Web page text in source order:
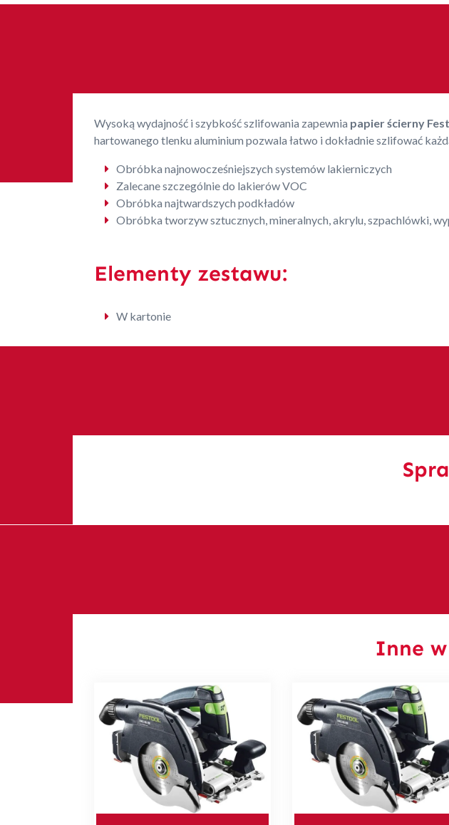
Wysoką wydajność i szybkość szlifowania zapewnia papier ścierny
hartowanego tlenku aluminium pozwala łatwo i dokładnie szlifować
Obróbka najnowocześniejszych systemów lakierniczych
Zalecane szczególnie do lakierów VOC
Obróbka najtwardszych podkładów
Obróbka tworzyw sztucznych, mineralnych, akrylu, szpachlówki,
Elementy zestawu:
W kartonie
Inne